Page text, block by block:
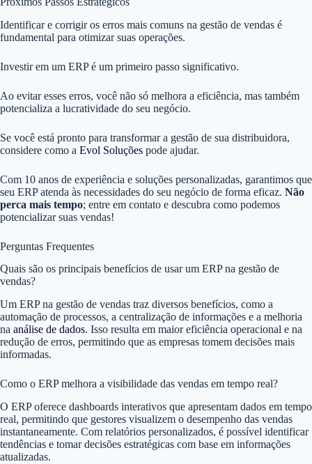
Identificar e corrigir os erros mais comuns na gestão de vendas é
fundamental para otimizar suas operações.
Investir em um ERP é um primeiro passo significativo.
Ao evitar esses erros, você não só melhora a eficiência, mas também
potencializa a lucratividade do seu negócio.
Se você está pronto para transformar a gestão de sua distribuidora,
considere como a Evol Soluções pode ajudar.
Com 10 anos de experiência e soluções personalizadas, garantimos que
seu ERP atenda às necessidades do seu negócio de forma eficaz. Não
perca mais tempo; entre em contato e descubra como podemos
potencializar suas vendas!
Perguntas Frequentes
Quais são os principais benefícios de usar um ERP na gestão de
vendas?
Um ERP na gestão de vendas traz diversos benefícios, como a
automação de processos, a centralização de informações e a melhoria
na análise de dados. Isso resulta em maior eficiência operacional e na
redução de erros, permitindo que as empresas tomem decisões mais
informadas.
Como o ERP melhora a visibilidade das vendas em tempo real?
O ERP oferece dashboards interativos que apresentam dados em tempo
real, permitindo que gestores visualizem o desempenho das vendas
instantaneamente. Com relatórios personalizados, é possível identificar
tendências e tomar decisões estratégicas com base em informações
atualizadas.